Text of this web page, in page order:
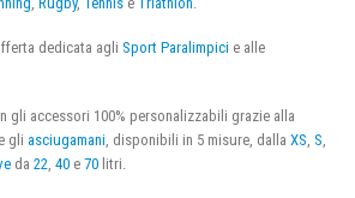
dedicata agli Sport Paralimpici e alle
gli accessori 100% personalizzabili grazie alla
gli asciugamani, disponibili in 5 misure, dalla XS, S,
da 22, 40 e 70 litri.